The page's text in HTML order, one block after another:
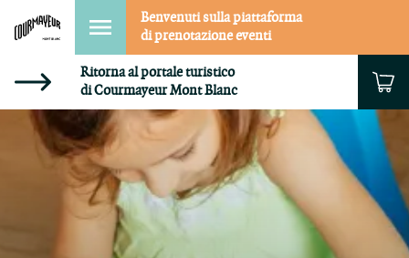
Benvenuti sulla piattaforma
di prenotazione eventi
Ritorna al portale turistico
di Courmayeur Mont Blanc